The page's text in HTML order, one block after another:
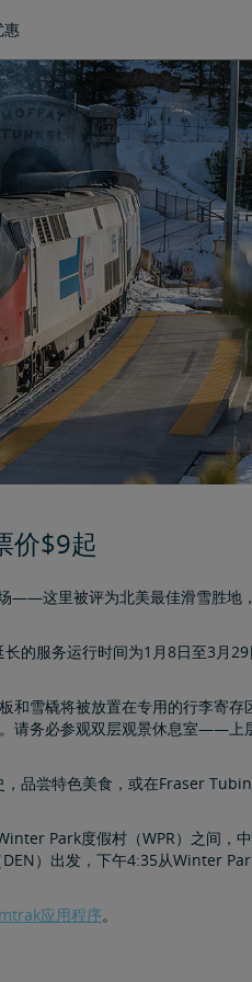
惠
价$9起
——这里被评为北美最佳滑雪胜地
的服务运行时间为1月8日至3月
和雪橇将被放置在专用的行李寄存
请务必参观双层观景休息室——上
品尝特色美食，或在Fraser
Park度假村（WPR）之间，
）出发，下午4:35从Winter
应用程序。